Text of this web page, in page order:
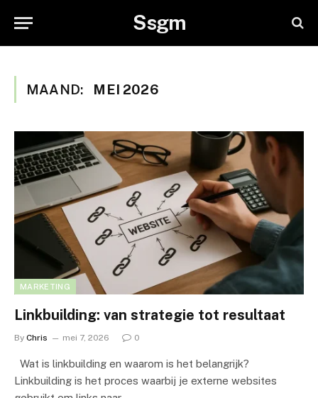
Ssgm
MAAND: MEI 2026
MARKETING
Linkbuilding: van strategie tot resultaat
By Chris mei 7, 2026 0
Wat is linkbuilding en waarom is het belangrijk?
Linkbuilding is het proces waarbij je externe websites